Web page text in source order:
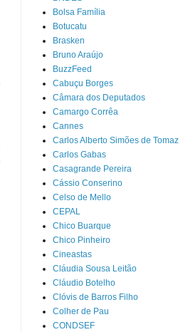
Bolsa Família
Botucatu
Brasken
Bruno Araújo
BuzzFeed
Cabuçu Borges
Câmara dos Deputados
Camargo Corrêa
Cannes
Carlos Alberto Simões de Tomaz
Carlos Gabas
Casagrande Pereira
Cássio Conserino
Celso de Mello
CEPAL
Chico Buarque
Chico Pinheiro
Cineastas
Cláudia Sousa Leitão
Cláudio Botelho
Clóvis de Barros Filho
Colher de Pau
CONDSEF